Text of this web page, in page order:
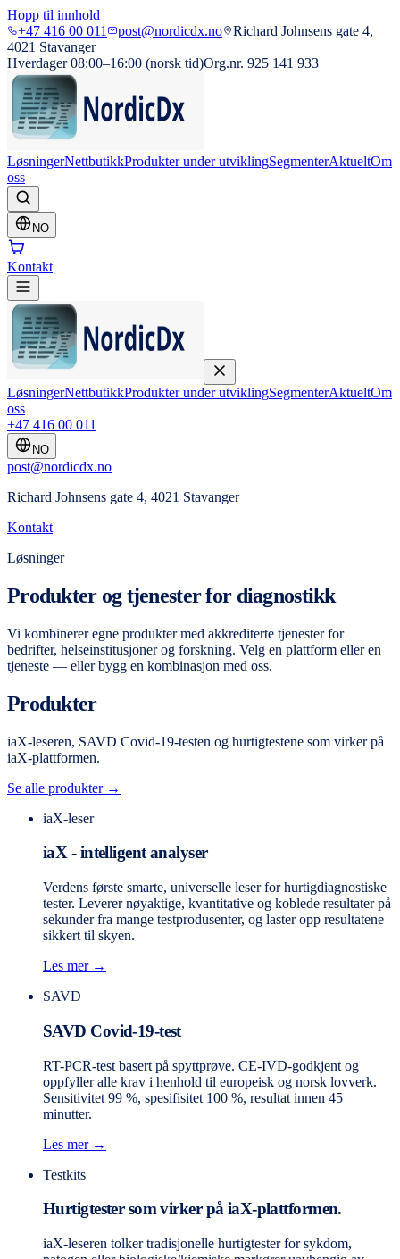
Hopp til innhold
+47 416 00 011
post@nordicdx.no
Richard Johnsens gate 4,
4021 Stavanger
Hverdager 08:00–16:00 (norsk tid)Org.nr. 925 141 933
LøsningerNettbutikkProdukter under utviklingSegmenterAktueltOm
oss
NO
Kontakt
LøsningerNettbutikkProdukter under utviklingSegmenterAktueltOm
oss
+47 416 00 011
NO
post@nordicdx.no
Richard Johnsens gate 4, 4021 Stavanger
Kontakt
Løsninger
Produkter og tjenester for diagnostikk
Vi kombinerer egne produkter med akkrediterte tjenester for
bedrifter, helseinstitusjoner og forskning. Velg en plattform eller en
tjeneste — eller bygg en kombinasjon med oss.
Produkter
iaX-leseren, SAVD Covid-19-testen og hurtigtestene som virker på
iaX-plattformen.
Se alle produkter →
iaX-leser
iaX - intelligent analyser
Verdens første smarte, universelle leser for hurtigdiagnostiske
tester. Leverer nøyaktige, kvantitative og koblede resultater på
sekunder fra mange testprodusenter, og laster opp resultatene
sikkert til skyen.
Les mer →
SAVD
SAVD Covid-19-test
RT-PCR-test basert på spyttprøve. CE-IVD-godkjent og
oppfyller alle krav i henhold til europeisk og norsk lovverk.
Sensitivitet 99 %, spesifisitet 100 %, resultat innen 45
minutter.
Les mer →
Testkits
Hurtigtester som virker på iaX-plattformen.
iaX-leseren tolker tradisjonelle hurtigtester for sykdom,